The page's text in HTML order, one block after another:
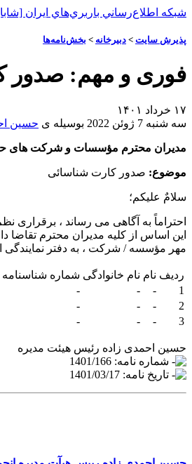
شبكه اطلاع‌رساني باربري‌هاي ايران
پذيرش سايت > دبیرخانه > بخش‌نامه‌ها
فوری و مهم: صدور
۱۷ خرداد ۱۴۰۱
سه شنبه 7 ژوئن 2022
بوسيله ى حسین
مدیران محترم مؤسسات و شرکت های
موضوع: صدور کارت شناسائی
سلامٌ علیکم؛
احتراماً به آگاهی می رساند ، برقراری
مهر مؤسسه / شرکت ، به دفتر نمایندگی
ردیف نام نام خانوادگی شماره شناسنامه
1
-
-
-
2
-
-
-
3
-
-
-
حسین احمدی زاده رئیس هیئت مدیره
شماره نامه: 1401/166
تاریخ نامه: 1401/03/17